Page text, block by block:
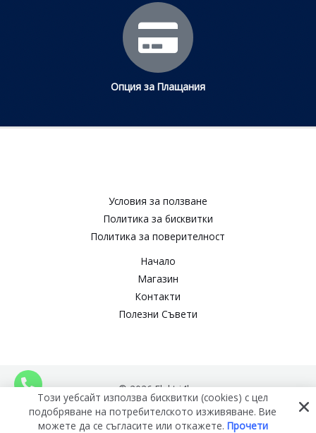
Опция за Плащания
Условия за ползване​
Политика за бисквитки​
Политика за поверителност​
Начало
Магазин
Контакти
Полезни Съвети
© 2026 Elektri4ko
Този уебсайт използва бисквитки (cookies) с цел
подобряване на потребителското изживяване. Вие
можете да се съгласите или откажете. Прочети